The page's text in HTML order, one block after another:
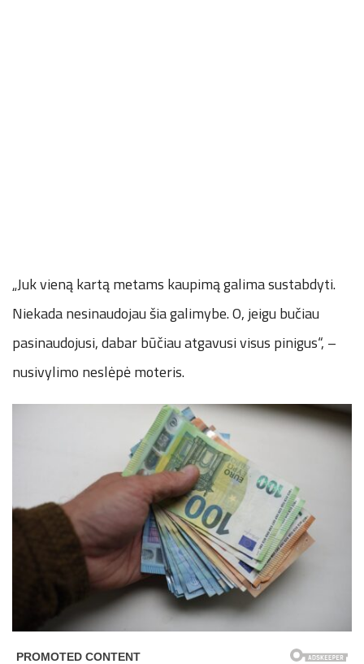
„Juk vieną kartą metams kaupimą galima sustabdyti.
Niekada nesinaudojau šia galimybe. O, jeigu bučiau
pasinaudojusi, dabar būčiau atgavusi visus pinigus“, –
nusivylimo neslėpė moteris.